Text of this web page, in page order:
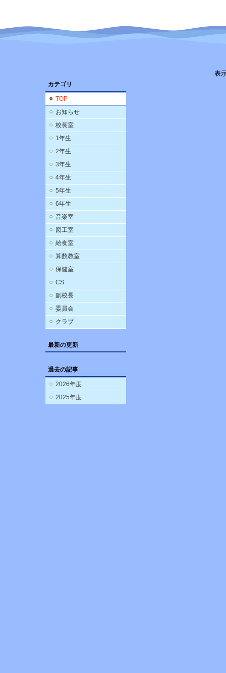
カテゴリ
TOP
お知らせ
校長室
1年生
2年生
3年生
4年生
5年生
6年生
音楽室
図工室
給食室
算数教室
保健室
CS
副校長
委員会
クラブ
最新の更新
過去の記事
2026年度
2025年度
表